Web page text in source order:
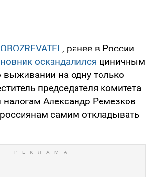
OBOZREVATEL, ранее в России
оскандалился циничным
выживании на одну только
председателя комитета
Александр Ремезков
самим откладывать